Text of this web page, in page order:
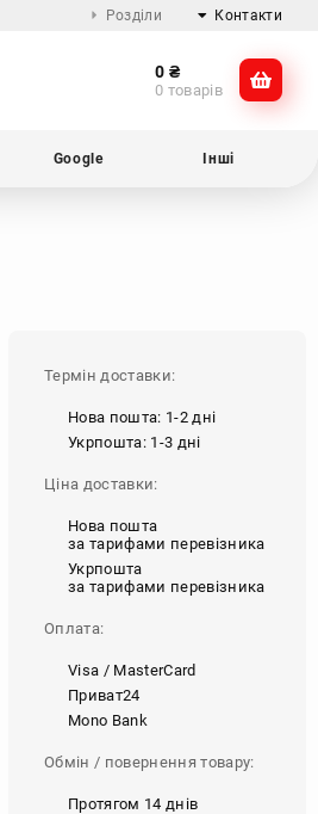
Розділи Контакти
@dikocase
0 ₴
0 товарів
Google Інші
Термін доставки:
Нова пошта: 1-2 дні
Укрпошта: 1-3 дні
Ціна доставки:
Нова пошта
за тарифами перевізника
Укрпошта
за тарифами перевізника
Оплата:
Visa / MasterCard
Приват24
Mono Bank
Обмін / повернення товару:
Протягом 14 днів